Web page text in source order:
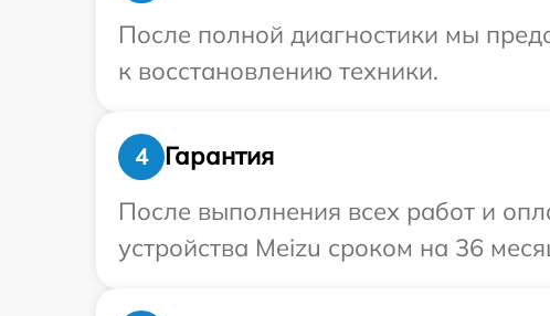
После полной диагностики мы
к восстановлению техники.
4
Гарантия
После выполнения всех работ и
устройства Meizu сроком на 36